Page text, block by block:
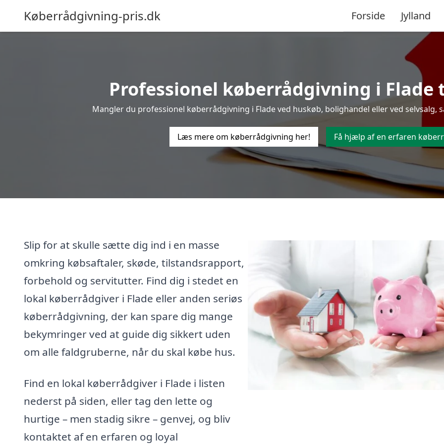
Køberrådgivning-pris.dk Forside Jylland
Professionel køberrådgivning i
Mangler du professionel køberrådgivning i Flade ved huskøb, bolighandel eller ved selvsalg,
Læs mere om køberrådgivning her! Få hjælp af en erfaren
Slip for at skulle sætte dig ind i en masse
omkring købsaftaler, skøde, tilstandsrapport,
forbehold og servitutter. Find dig i stedet en
lokal køberrådgiver i Flade eller anden seriøs
køberrådgivning, der kan spare dig mange
bekymringer ved at guide dig sikkert uden
om alle faldgruberne, når du skal købe hus.
Find en lokal køberrådgiver i Flade i listen
nederst på siden, eller tag den lette og
hurtige – men stadig sikre – genvej, og bliv
kontaktet af en erfaren og loyal